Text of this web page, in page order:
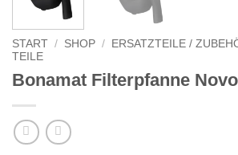
START / SHOP / ERSATZTEILE /
TEILE
Bonamat Filterpfanne